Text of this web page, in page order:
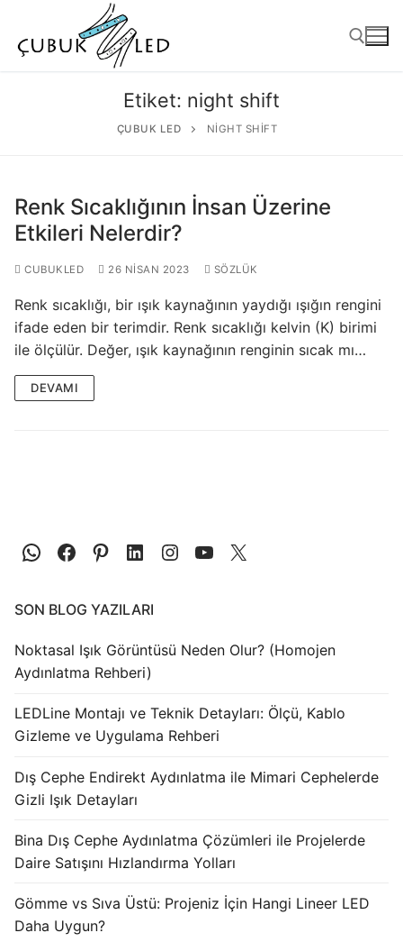
ÜRÜNLER
LED Modüller
Sabit Gerilim Şerit LED
Sabit Gerilim Çubuk LED
Sabit Akım Çubuk LED
LED Profilleri
Işık Kontrol Sistemleri
LED Güç Kaynakları
Etiket: night shift
ÇUBUK LED NIGHT SHIFT
Renk Sıcaklığının İnsan Üzerine
Etkileri Nelerdir?
CUBUKLED 26 NISAN 2023 SÖZLÜK
Renk sıcaklığı, bir ışık kaynağının yaydığı ışığın rengini
ifade eden bir terimdir. Renk sıcaklığı kelvin (K) birimi
ile ölçülür. Değer, ışık kaynağının renginin sıcak mı…
DEVAMI
SON BLOG YAZILARI
Noktasal Işık Görüntüsü Neden Olur? (Homojen
Aydınlatma Rehberi)
LEDLine Montajı ve Teknik Detayları: Ölçü, Kablo
Gizleme ve Uygulama Rehberi
Dış Cephe Endirekt Aydınlatma ile Mimari Cephelerde
Gizli Işık Detayları
Bina Dış Cephe Aydınlatma Çözümleri ile Projelerde
Daire Satışını Hızlandırma Yolları
Gömme vs Sıva Üstü: Projeniz İçin Hangi Lineer LED
Daha Uygun?